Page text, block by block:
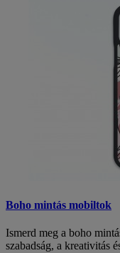
Boho mintás mobiltok
Ismerd meg a boho
szabadság, a kreativitás